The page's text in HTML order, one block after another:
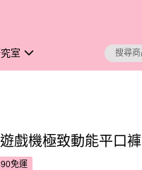
室
戲機極致動能平口褲
免運